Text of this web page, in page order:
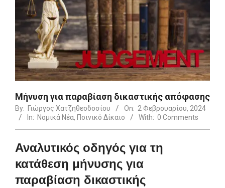
Μήνυση για παραβίαση δικαστικής απόφασης
By: Γιώργος Χατζηθεοδοσίου On: 2 Φεβρουαρίου, 2024
In: Νομικά Νέα, Ποινικό Δίκαιο With: 0 Comments
Αναλυτικός οδηγός για τη
κατάθεση μήνυσης για
παραβίαση δικαστικής